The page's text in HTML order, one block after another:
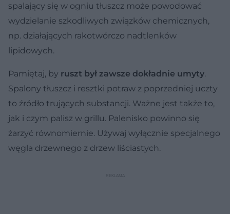
spalający się w ogniu tłuszcz może powodować
wydzielanie szkodliwych związków chemicznych,
np. działających rakotwórczo nadtlenków
lipidowych.
Pamiętaj, by ruszt był zawsze dokładnie umyty.
Spalony tłuszcz i resztki potraw z poprzedniej uczty
to źródło trujących substancji. Ważne jest także to,
jak i czym palisz w grillu. Palenisko powinno się
żarzyć równomiernie. Używaj wyłącznie specjalnego
węgla drzewnego z drzew liściastych.